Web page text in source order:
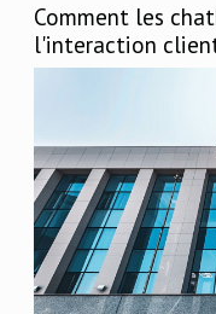
Comment les
l'interaction